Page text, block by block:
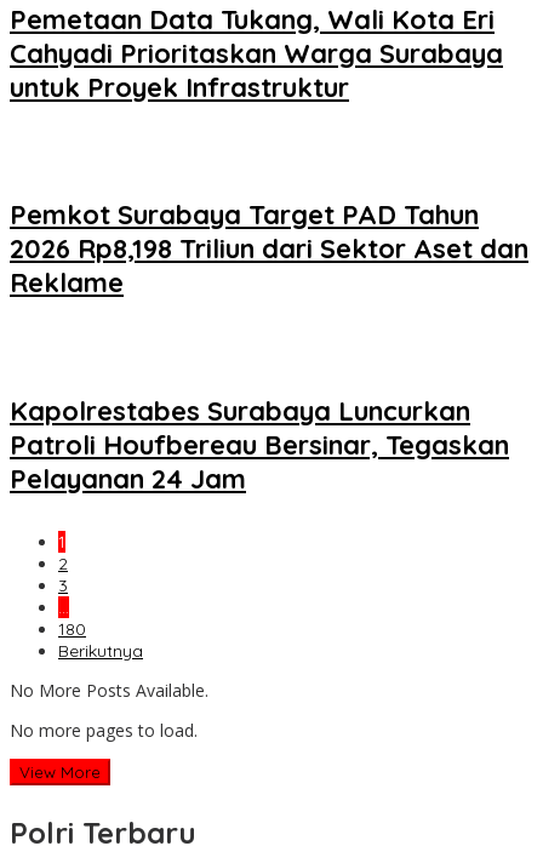
Pemetaan Data Tukang, Wali Kota Eri
Cahyadi Prioritaskan Warga Surabaya
untuk Proyek Infrastruktur
Pemkot Surabaya Target PAD Tahun
2026 Rp8,198 Triliun dari Sektor Aset dan
Reklame
Kapolrestabes Surabaya Luncurkan
Patroli Houfbereau Bersinar, Tegaskan
Pelayanan 24 Jam
1
2
3
…
180
Berikutnya
No More Posts Available.
No more pages to load.
View More
Polri Terbaru